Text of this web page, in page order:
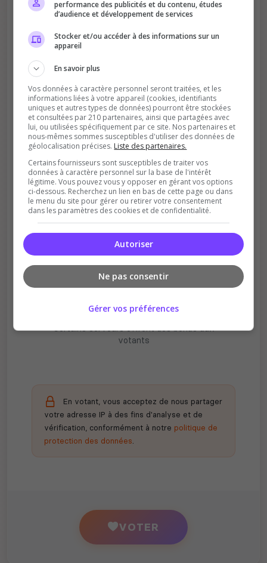
Améliore le classement
classement
Soutient la communauté
Plus de visibilité = plus de joueurs
Récompenses possibles
Certains serveurs offrent des bonus aux
votants
En votant, vous acceptez de nous partager
votre adresse IP à des fins d'analyse et de
vérification, conformément à notre politique de
protection des données.
VOTER
performance des publicités et du contenu, études
d’audience et développement de services
Stocker et/ou accéder à des informations sur un
appareil
En savoir plus
Vos données à caractère personnel seront traitées, et les
informations liées à votre appareil (cookies, identifiants
uniques et autres types de données) pourront être stockées
et consultées par 210 partenaires, ainsi que partagées avec
lui, ou utilisées spécifiquement par ce site. Nos partenaires et
nous-mêmes sommes susceptibles d'utiliser des données de
géolocalisation précises. Liste des partenaires.
Certains fournisseurs sont susceptibles de traiter vos
données à caractère personnel sur la base de l'intérêt
légitime. Vous pouvez vous y opposer en gérant vos options
ci-dessous. Recherchez un lien en bas de cette page ou dans
le menu du site pour gérer ou retirer votre consentement
dans les paramètres des cookies et de confidentialité.
Autoriser
Ne pas consentir
Gérer vos préférences